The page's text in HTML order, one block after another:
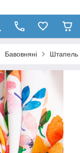
Бавовняні Штапель